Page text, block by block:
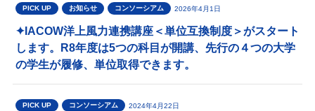
PICK UP お知らせ コンソーシアム 2026年4月1日
✦IACOW洋上風力連携講座＜単位互換制度＞がスタート
します。R8年度は5つの科目が開講、先行の４つの大学
の学生が履修、単位取得できます。
PICK UP コンソーシアム 2024年4月22日